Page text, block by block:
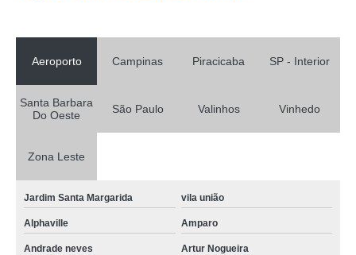
Aeroporto Campinas Piracicaba SP - Interior
Santa Barbara
Do Oeste
São Paulo Valinhos Vinhedo
Zona Leste
Jardim Santa Margarida vila união
Alphaville Amparo
Andrade neves Artur Nogueira